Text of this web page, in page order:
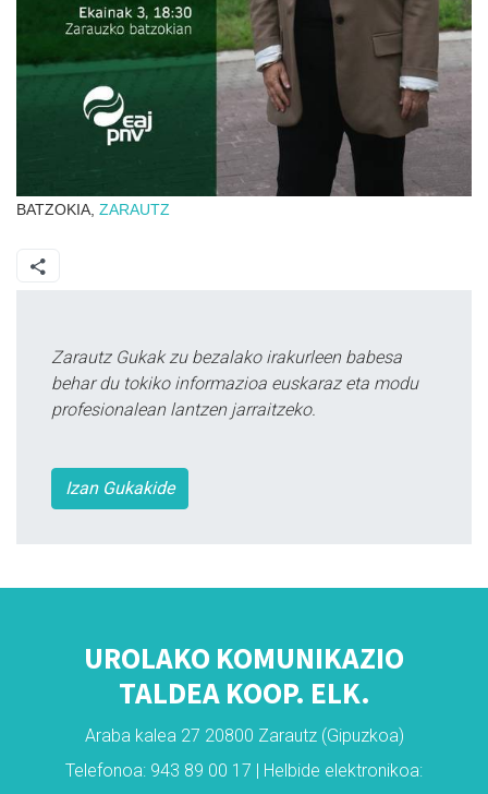
BATZOKIA, ZARAUTZ
Zarautz Gukak zu bezalako irakurleen babesa
behar du tokiko informazioa euskaraz eta modu
profesionalean lantzen jarraitzeko.
Izan Gukakide
UROLAKO KOMUNIKAZIO
TALDEA KOOP. ELK.
Araba kalea 27 20800 Zarautz (Gipuzkoa)
Telefonoa: 943 89 00 17 | Helbide elektronikoa: